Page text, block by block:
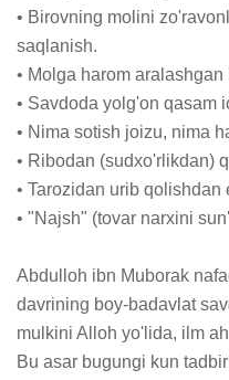
• Birovning molini
saqlanish.
• Molga harom
• Savdoda yolg'on qasam
• Nima sotish joizu, nima
• Ribodan (sudxo'rlikdan)
• Tarozidan urib qolishdan
• "Najsh" (tovar narxini
Abdulloh ibn Muborak
davrining boy-badavlat
mulkini Alloh yo'lida, ilm
Bu asar bugungi kun